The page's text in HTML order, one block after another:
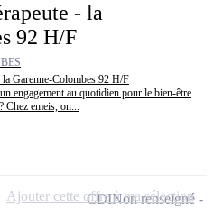
- la
92 H/F
Garenne-Colombes 92 H/F
engagement au quotidien pour le bien-être
Chez emeis, on...
CDINon renseigné
Ajouter cette offre à ma sélection